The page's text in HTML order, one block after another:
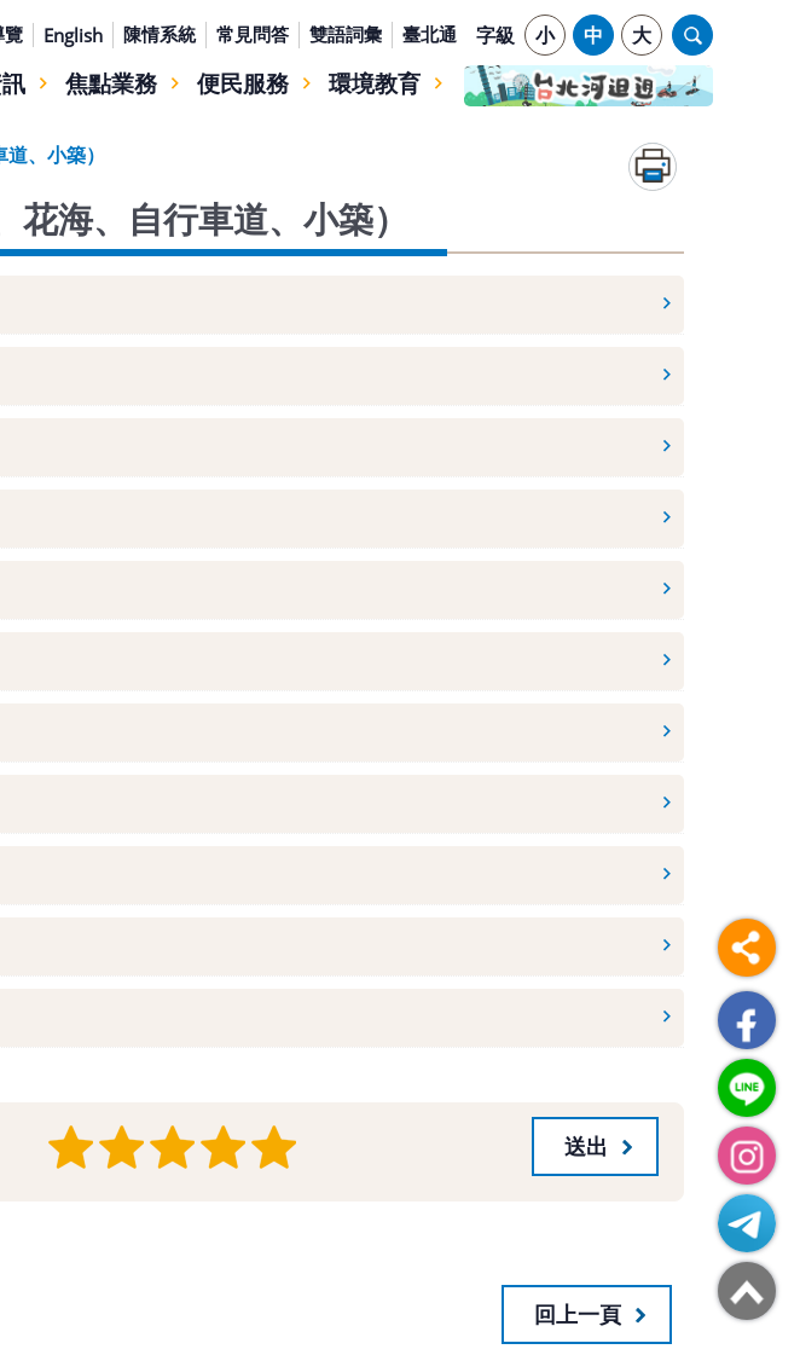
覽 English 陳情系統 常見問答 雙語詞彙 臺北通 字級 小 中 大
焦點業務 便民服務 環境教育
、小築）
海、自行車道、小築）
回上一頁